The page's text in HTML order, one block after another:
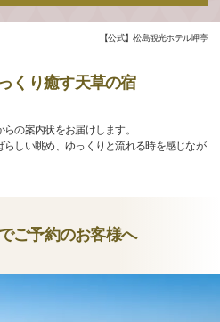
【公式】松島観光ホテル岬亭
くり癒す天草の宿
の案内状をお届けします。
しい眺め、ゆっくりと流れる時を感じなが
ご予約のお客様へ